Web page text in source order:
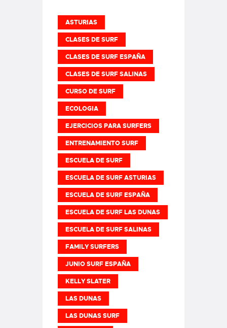
ASTURIAS
CLASES DE SURF
CLASES DE SURF ESPAÑA
CLASES DE SURF SALINAS
CURSO DE SURF
ECOLOGIA
EJERCICIOS PARA SURFERS
ENTRENAMIENTO SURF
ESCUELA DE SURF
ESCUELA DE SURF ASTURIAS
ESCUELA DE SURF ESPAÑA
ESCUELA DE SURF LAS DUNAS
ESCUELA DE SURF SALINAS
FAMILY SURFERS
JUNIO SURF ESPAÑA
KELLY SLATER
LAS DUNAS
LAS DUNAS SURF